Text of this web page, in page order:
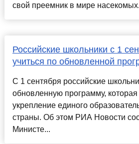
свой преемник в мире
Российские школьники с 1
учиться по обновленной
С 1 сентября российские
обновленную программу,
укрепление единого
страны. Об этом РИА Новости
Министе...